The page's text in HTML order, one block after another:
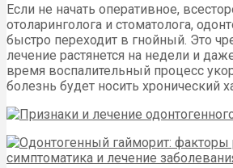
Если не начать оперативное,
отоларинголога и стоматолога,
быстро переходит в гнойный. Это
лечение растянется на недели и
время воспалительный процесс
болезнь будет носить хронический